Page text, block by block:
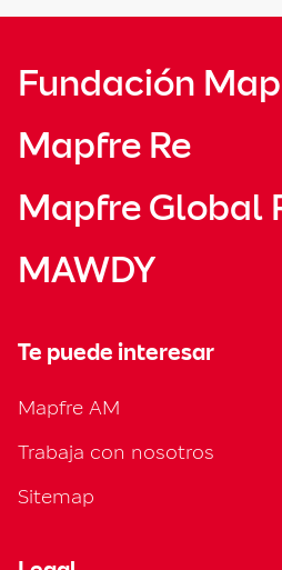
Fundación
Mapfre Re
Mapfre Global
MAWDY
Te puede interesar
Mapfre AM
Trabaja con nosotros
Sitemap